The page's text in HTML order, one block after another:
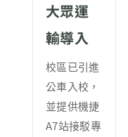
大眾運
輸導入
校區已引進
公車入校，
並提供機捷
A7站接駁專